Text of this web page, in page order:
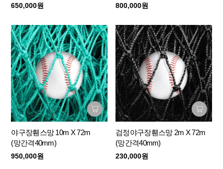
650,000원 800,000원
야구장휀스망 10m X 72m
(망간격40mm)
950,000원
검정야구장휀스망 2m X 72m
(망간격40mm)
230,000원